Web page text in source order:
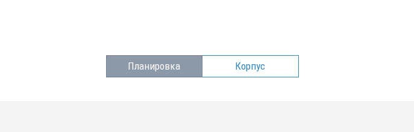
Планировка Корпус